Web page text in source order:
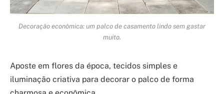
Decoração econômica: um palco de casamento lindo sem gastar
muito.
Aposte em flores da época, tecidos simples e
iluminação criativa para decorar o palco de forma